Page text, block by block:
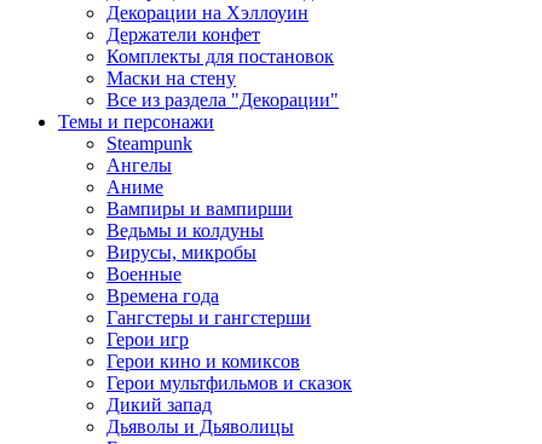
Декорации на Хэллоуин
Держатели конфет
Комплекты для постановок
Маски на стену
Все из раздела "Декорации"
Темы и персонажи
Steampunk
Ангелы
Аниме
Вампиры и вампирши
Ведьмы и колдуны
Вирусы, микробы
Военные
Времена года
Гангстеры и гангстерши
Герои игр
Герои кино и комиксов
Герои мультфильмов и сказок
Дикий запад
Дьяволы и Дьяволицы